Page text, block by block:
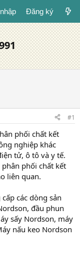
Đăng ký
#1
phối chất kết
nghiệp khác
tử, ô tô và y tế.
phối chất kết
liên quan.
các dòng sản
đầu phun
sấy Nordson, máy
nấu keo Nordson